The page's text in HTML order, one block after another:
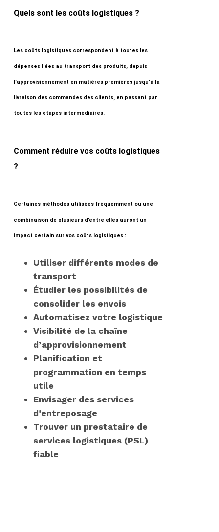
Quels sont les coûts logistiques ?
Les coûts logistiques correspondent à toutes les
dépenses liées au transport des produits, depuis
l’approvisionnement en matières premières jusqu’à la
livraison des commandes des clients, en passant par
toutes les étapes intermédiaires.
Comment réduire vos coûts logistiques
?
Certaines méthodes utilisées fréquemment ou une
combinaison de plusieurs d’entre elles auront un
impact certain sur vos coûts logistiques :
Utiliser différents modes de
transport
Étudier les possibilités de
consolider les envois
Automatisez votre logistique
Visibilité de la chaîne
d’approvisionnement
Planification et
programmation en temps
utile
Envisager des services
d’entreposage
Trouver un prestataire de
services logistiques (PSL)
fiable